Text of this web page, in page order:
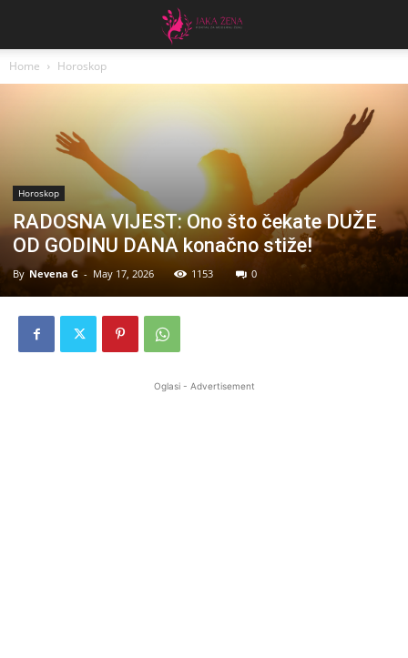
Home Horoskop
Horoskop
RADOSNA VIJEST: Ono što čekate DUŽE
OD GODINU DANA konačno stiže!
By Nevena G - May 17, 2026 1153 0
Oglasi - Advertisement